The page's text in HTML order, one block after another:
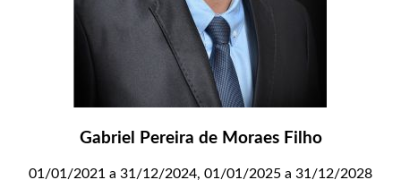
Gabriel Pereira de Moraes Filho
01/01/2021 a 31/12/2024, 01/01/2025 a 31/12/2028